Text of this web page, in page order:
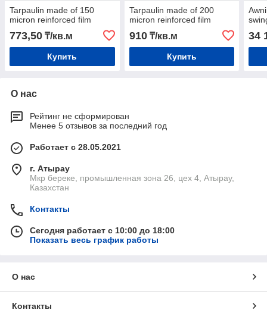
Tarpaulin made of 150
micron reinforced film
773,50 ₸/кв.м
Купить
Tarpaulin made of 200
micron reinforced film
910₸/кв.м
Купить
34
О нас
Рейтинг не сформирован
Менее 5 отзывов за последний год
Работает с 28.05.2021
г. Атырау
Мкр береке, промышленная зона 26, цех 4, Атырау,
Казахстан
Контакты
Сегодня работает с 10:00 до 18:00
Показать весь график работы
О нас
Контакты